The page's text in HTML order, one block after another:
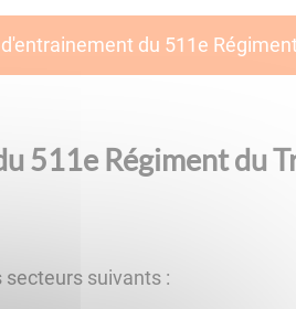
du 511e
511e Régiment du
suivants :